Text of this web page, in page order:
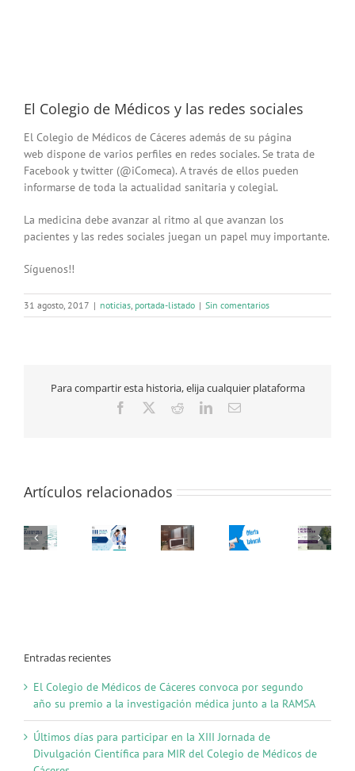
El Colegio de Médicos y las redes sociales
El Colegio de Médicos de Cáceres además de su página
web dispone de varios perfiles en redes sociales. Se trata de
Facebook y twitter (@iComeca). A través de ellos pueden
informarse de toda la actualidad sanitaria y colegial.
La medicina debe avanzar al ritmo al que avanzan los
pacientes y las redes sociales juegan un papel muy importante.
Síguenos!!
31 agosto, 2017 | noticias, portada-listado | Sin comentarios
Para compartir esta historia, elija cualquier plataforma
Facebook RedditLinkedInCorreo
Artículos relacionados
Entradas recientes
El Colegio de Médicos de Cáceres convoca por segundo
año su premio a la investigación médica junto a la RAMSA
Últimos días para participar en la XIII Jornada de
Divulgación Científica para MIR del Colegio de Médicos de